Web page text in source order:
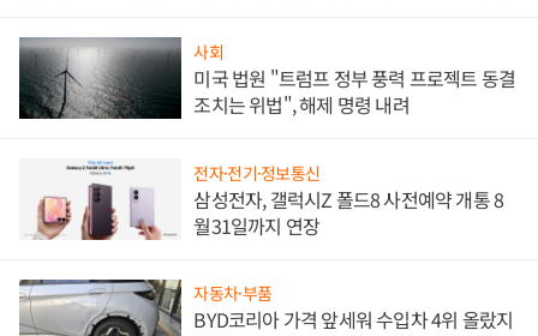
사회
미국 법원 "트럼프 정부 풍력 프로젝트 동결
조치는 위법", 해제 명령 내려
전자·전기·정보통신
삼성전자, 갤럭시Z 폴드8 사전예약 개통 8
월31일까지 연장
자동차·부품
BYD코리아 가격 앞세워 수입차 4위 올랐지